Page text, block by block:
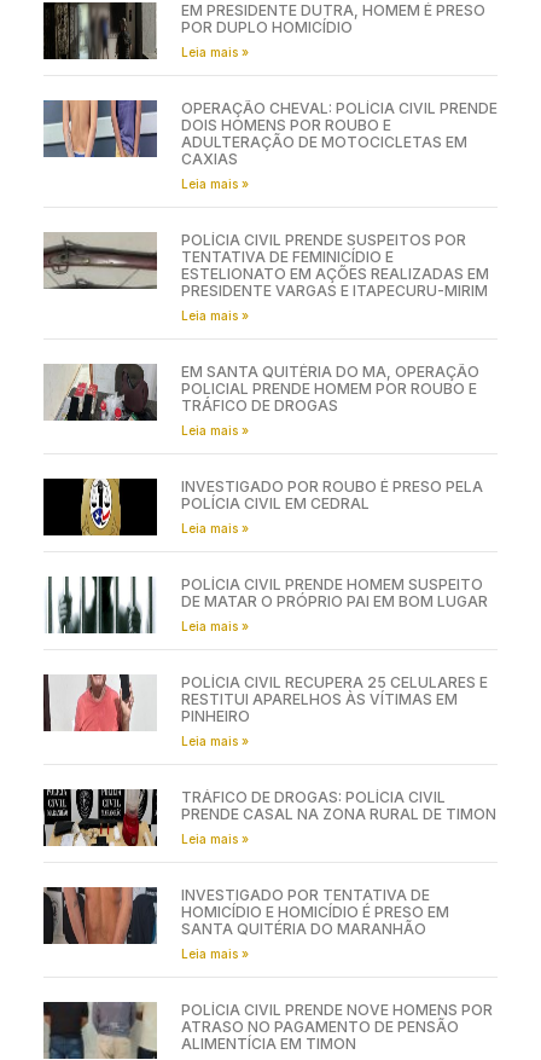
EM PRESIDENTE DUTRA, HOMEM É PRESO
POR DUPLO HOMICÍDIO
Leia mais »
OPERAÇÃO CHEVAL: POLÍCIA CIVIL PRENDE
DOIS HOMENS POR ROUBO E
ADULTERAÇÃO DE MOTOCICLETAS EM
CAXIAS
Leia mais »
POLÍCIA CIVIL PRENDE SUSPEITOS POR
TENTATIVA DE FEMINICÍDIO E
ESTELIONATO EM AÇÕES REALIZADAS EM
PRESIDENTE VARGAS E ITAPECURU-MIRIM
Leia mais »
EM SANTA QUITÉRIA DO MA, OPERAÇÃO
POLICIAL PRENDE HOMEM POR ROUBO E
TRÁFICO DE DROGAS
Leia mais »
INVESTIGADO POR ROUBO É PRESO PELA
POLÍCIA CIVIL EM CEDRAL
Leia mais »
POLÍCIA CIVIL PRENDE HOMEM SUSPEITO
DE MATAR O PRÓPRIO PAI EM BOM LUGAR
Leia mais »
POLÍCIA CIVIL RECUPERA 25 CELULARES E
RESTITUI APARELHOS ÀS VÍTIMAS EM
PINHEIRO
Leia mais »
TRÁFICO DE DROGAS: POLÍCIA CIVIL
PRENDE CASAL NA ZONA RURAL DE TIMON
Leia mais »
INVESTIGADO POR TENTATIVA DE
HOMICÍDIO E HOMICÍDIO É PRESO EM
SANTA QUITÉRIA DO MARANHÃO
Leia mais »
POLÍCIA CIVIL PRENDE NOVE HOMENS POR
ATRASO NO PAGAMENTO DE PENSÃO
ALIMENTÍCIA EM TIMON